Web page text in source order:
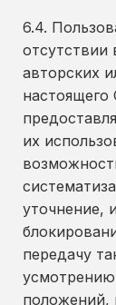
6.4.
отсутствии
авторских
настоящего
их
уточнение,
передачу
положений,